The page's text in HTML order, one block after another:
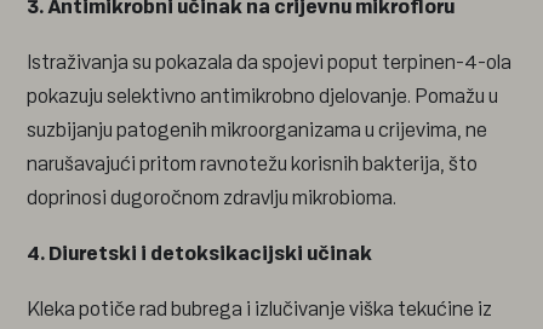
3. Antimikrobni učinak na crijevnu mikrofloru
Istraživanja su pokazala da spojevi poput terpinen-4-ola
pokazuju selektivno antimikrobno djelovanje. Pomažu u
suzbijanju patogenih mikroorganizama u crijevima, ne
narušavajući pritom ravnotežu korisnih bakterija, što
doprinosi dugoročnom zdravlju mikrobioma.
4. Diuretski i detoksikacijski učinak
Kleka potiče rad bubrega i izlučivanje viška tekućine iz